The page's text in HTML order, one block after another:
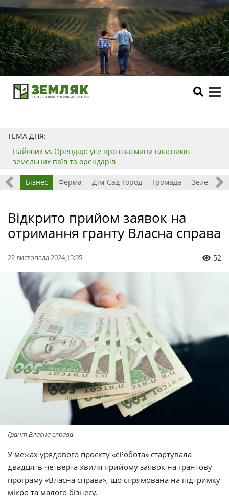
ТЕМА ДНЯ:
Пайовик vs Орендар: усе про взаємини власників
земельних паїв та орендарів
Бізнес Ферма Дім-Сад-Город Громада Зелений
Відкрито прийом заявок на
отримання гранту Власна справа
22 листопада 2024,15:05 52
Грант Власна справа
У межах урядового проєкту «єРобота» стартувала
двадцять четверта хвиля прийому заявок на грантову
програму «Власна справа», що спрямована на підтримку
мікро та малого бізнесу.